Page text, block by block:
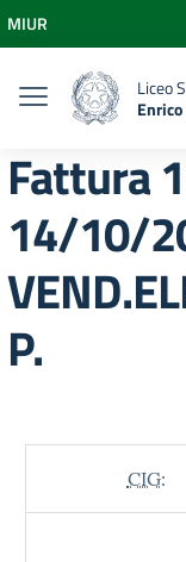
Vai al menu di
Vai al footer
MIUR
Liceo
Fattura
14/10/
P.
CIG: